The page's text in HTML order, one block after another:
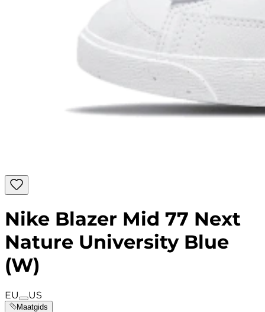
Nike Blazer Mid 77 Next
Nature University Blue
(W)
EU US
Maatgids